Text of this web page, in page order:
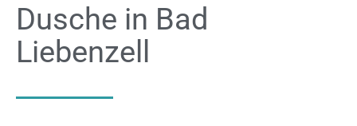
Dusche in Bad
Liebenzell